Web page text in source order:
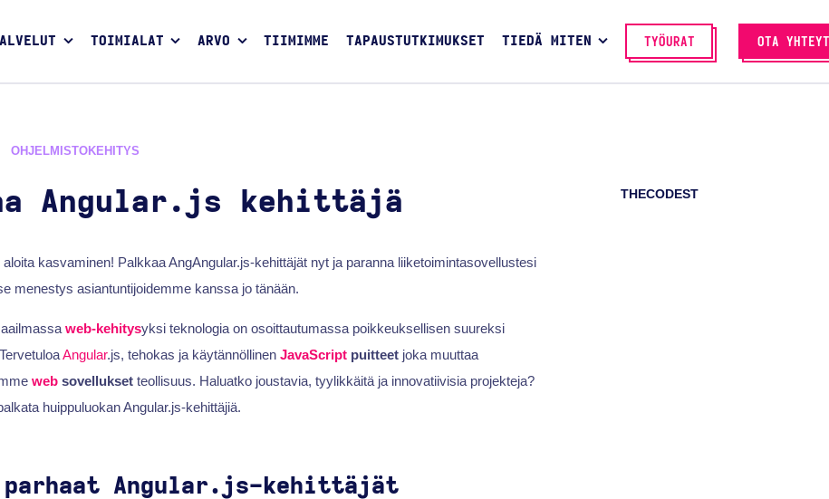
TOIMIALAT ARVO TIIMIMME TAPAUSTUTKIMUKSET TIEDÄ MITEN TYÖURAT OTA
OHJELMISTOKEHITYS
Angular.js kehittäjä THECODEST
kasvaminen! Palkkaa AngAngular.js-kehittäjät nyt ja paranna liiketoimintasovellustesi
menestys asiantuntijoidemme kanssa jo tänään.
web-kehitysyksi teknologia on osoittautumassa poikkeuksellisen suureksi
Angular.js, tehokas ja käytännöllinen JavaScriptpuitteetjoka muuttaa
websovelluksetteollisuus. Haluatko joustavia, tyylikkäitä ja innovatiivisia projekteja?
huippuluokan Angular.js-kehittäjiä.
parhaat Angular.js-kehittäjät